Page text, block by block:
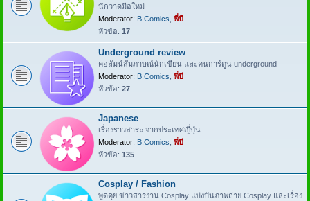
นักวาดมือใหม่
Moderator: B.Comics พี่บี
หัวข้อ: 17
Underground review
คอลัมน์สัมภาษณ์นักเขียน และคนการ์ตูน underground
Moderator: B.Comics พี่บี
หัวข้อ: 27
Japanese
เรื่องราวสาระ จากประเทศญี่ปุ่น
Moderator: B.Comics พี่บี
หัวข้อ: 135
Cosplay / Fashion
พูดคุย ข่าวสารงาน Cosplay แบ่งปันภาพถ่าย Cosplay และเรื่อง